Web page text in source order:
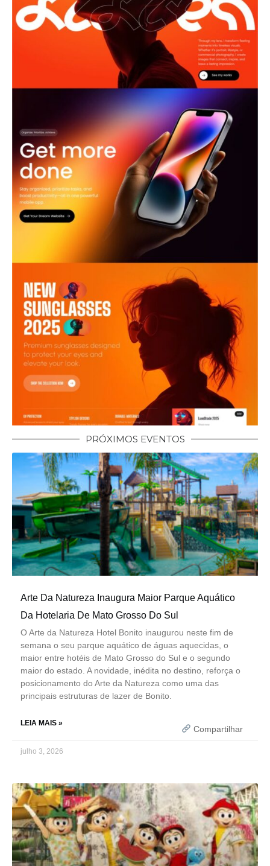
PRÓXIMOS EVENTOS
Arte Da Natureza Inaugura Maior Parque Aquático
Da Hotelaria De Mato Grosso Do Sul
O Arte da Natureza Hotel Bonito inaugurou neste fim de
semana o seu parque aquático de águas aquecidas, o
maior entre hotéis de Mato Grosso do Sul e o segundo
maior do estado. A novidade, inédita no destino, reforça o
posicionamento do Arte da Natureza como uma das
principais estruturas de lazer de Bonito.
LEIA MAIS »
Compartilhar
julho 3, 2026